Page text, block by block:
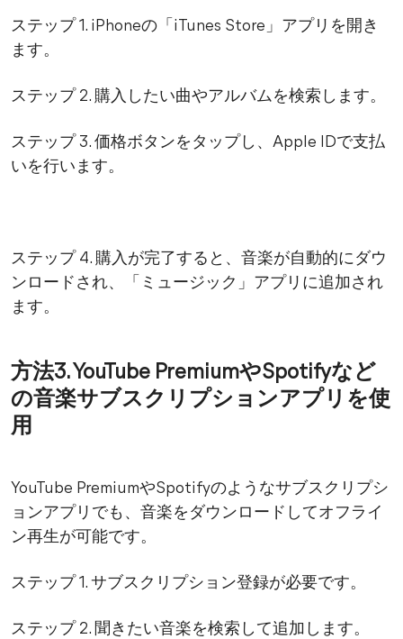
ステップ 1. iPhoneの「iTunes Store」アプリを開き
ます。
ステップ 2. 購入したい曲やアルバムを検索します。
ステップ 3. 価格ボタンをタップし、Apple IDで支払
いを行います。
ステップ 4. 購入が完了すると、音楽が自動的にダウ
ンロードされ、「ミュージック」アプリに追加され
ます。
方法3. YouTube PremiumやSpotifyなど
の音楽サブスクリプションアプリを使
用
YouTube PremiumやSpotifyのようなサブスクリプシ
ョンアプリでも、音楽をダウンロードしてオフライ
ン再生が可能です。
ステップ 1. サブスクリプション登録が必要です。
ステップ 2. 聞きたい音楽を検索して追加します。